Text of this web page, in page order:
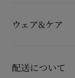
機能性とデザイン
素材 カーフレザー
ウェア&ケア
つかの注意事項が
認くださいませ。
配送について